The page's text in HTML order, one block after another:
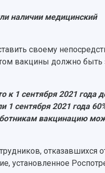
наличии медицинский
своему
вакцины должно
к 1 сентября 2021 года
1 сентября 2021 года
вакцинацию
отказавшихся
установленное